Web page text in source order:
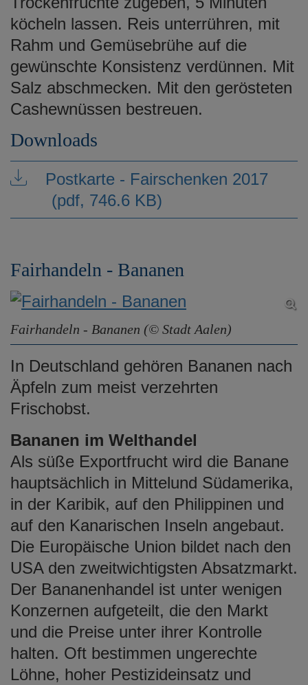
köcheln lassen. Reis unterrühren, mit
Rahm und Gemüsebrühe auf die
gewünschte Konsistenz verdünnen. Mit
Salz abschmecken. Mit den gerösteten
Cashewnüssen bestreuen.
Downloads
Postkarte - Fairschenken 2017
(pdf, 746.6 KB)
Fairhandeln - Bananen
Fairhandeln - Bananen (© Stadt Aalen)
In Deutschland gehören Bananen nach
Äpfeln zum meist verzehrten
Frischobst.
Bananen im Welthandel
Als süße Exportfrucht wird die Banane
hauptsächlich in Mittelund Südamerika,
in der Karibik, auf den Philippinen und
auf den Kanarischen Inseln angebaut.
Die Europäische Union bildet nach den
USA den zweitwichtigsten Absatzmarkt.
Der Bananenhandel ist unter wenigen
Konzernen aufgeteilt, die den Markt
und die Preise unter ihrer Kontrolle
halten. Oft bestimmen ungerechte
Löhne, hoher Pestizideinsatz und